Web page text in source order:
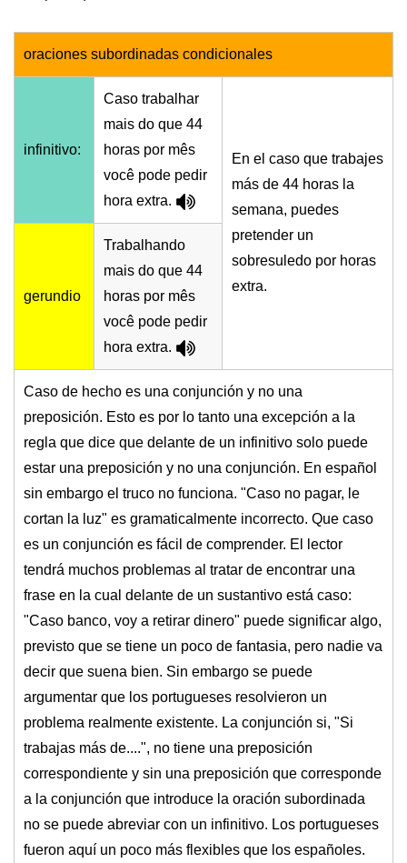
oraciones subordinadas condicionales
infinitivo:
Caso trabalhar
mais do que 44
horas por mês
você pode pedir
hora extra.
En el caso que trabajes
más de 44 horas la
semana, puedes
pretender un
sobresuledo por horas
extra.
gerundio
Trabalhando
mais do que 44
horas por mês
você pode pedir
hora extra.
Caso de hecho es una conjunción y no una
preposición. Esto es por lo tanto una excepción a la
regla que dice que delante de un infinitivo solo puede
estar una preposición y no una conjunción. En español
sin embargo el truco no funciona. "Caso no pagar, le
cortan la luz" es gramaticalmente incorrecto. Que caso
es un conjunción es fácil de comprender. El lector
tendrá muchos problemas al tratar de encontrar una
frase en la cual delante de un sustantivo está caso:
"Caso banco, voy a retirar dinero" puede significar algo,
previsto que se tiene un poco de fantasia, pero nadie va
decir que suena bien. Sin embargo se puede
argumentar que los portugueses resolvieron un
problema realmente existente. La conjunción si, "Si
trabajas más de....", no tiene una preposición
correspondiente y sin una preposición que corresponde
a la conjunción que introduce la oración subordinada
no se puede abreviar con un infinitivo. Los portugueses
fueron aquí un poco más flexibles que los españoles.